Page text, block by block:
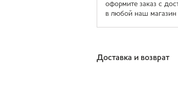
оформите заказ с
в любой наш магазин
Доставка и возврат